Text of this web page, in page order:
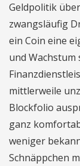
Geldpolitik
zwangsläufig
ein Coin eine
und
mittlerweile
Blockfolio
ganz
weniger
Schnäppchen